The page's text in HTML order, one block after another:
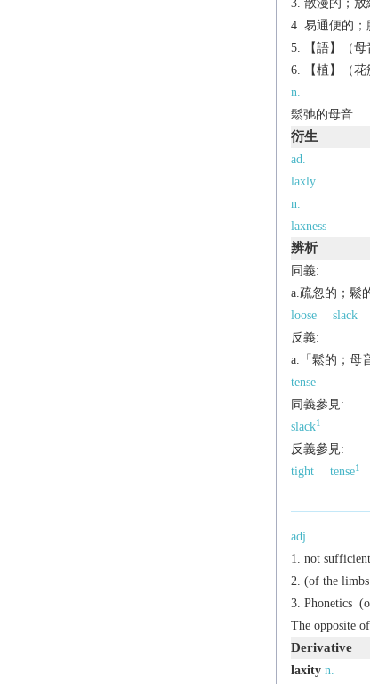
散漫的；放
易通便的；
【語】（
【植】（
n.
鬆弛的母音
衍生
ad.
laxly
n.
laxness
辨析
同義:
a.疏忽的；鬆
loose
slack
反義:
a.「鬆的；母
tense
同義參見:
slack1
反義參見:
tight
tense1
adj.
not
(of the limbs
Phonetics
The opposite of
Derivative
laxity n.